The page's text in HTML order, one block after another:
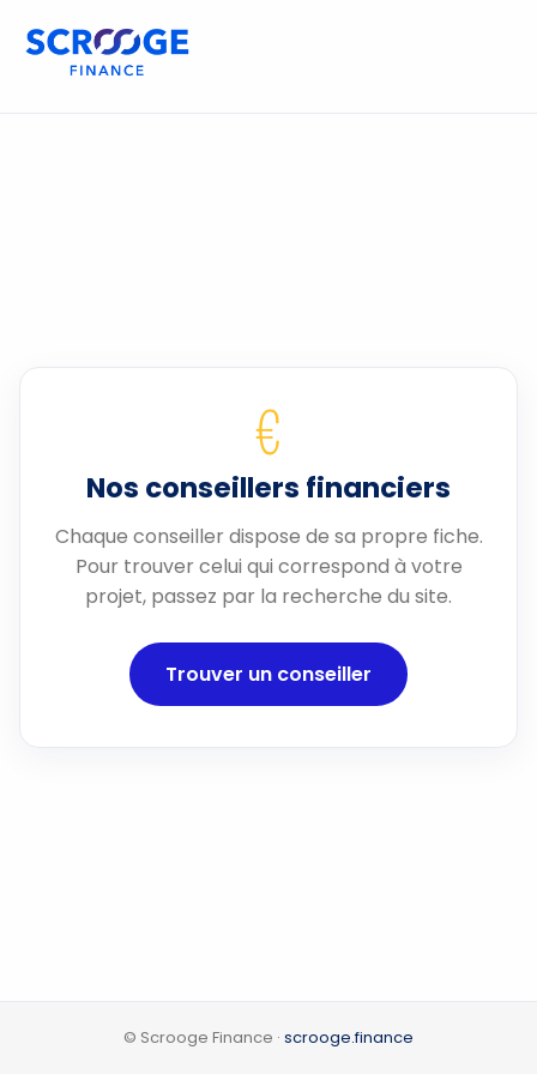
€
Nos conseillers financiers
Chaque conseiller dispose de sa propre fiche.
Pour trouver celui qui correspond à votre
projet, passez par la recherche du site.
Trouver un conseiller
© Scrooge Finance · scrooge.finance